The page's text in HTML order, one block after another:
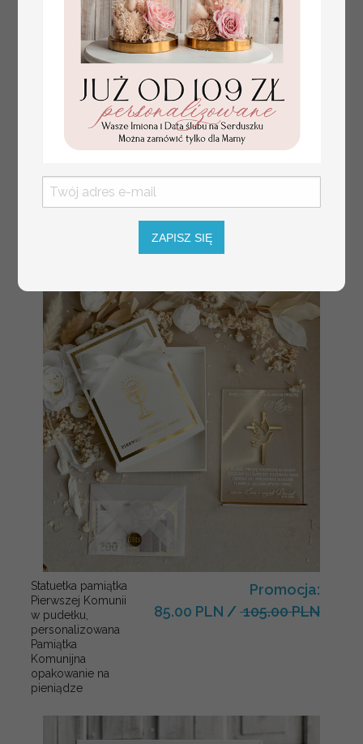
pamiątka z pierwszych lat życia
Statuetka pamiątka
Pierwszej Komunii
w pudełku,
personalizowana
Pamiątka
Komunijna
opakowanie na
pieniądze
Promocja:
85.00 PLN / 105.00 PLN
ZAPISZ SIĘ